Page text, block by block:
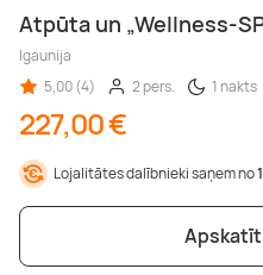
Atpūta un „Wellness-
Igaunija
5,00 (4)
2 pers. 1 nakts
227,00 €
Lojalitātes dalībnieki saņem no